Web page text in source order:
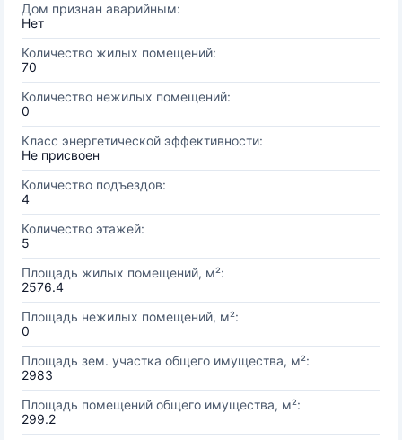
Дом признан аварийным:
Нет
Количество жилых помещений:
70
Количество нежилых помещений:
0
Класс энергетической эффективности:
Не присвоен
Количество подъездов:
4
Количество этажей:
5
Площадь жилых помещений, м²:
2576.4
Площадь нежилых помещений, м²:
0
Площадь зем. участка общего имущества, м²:
2983
Площадь помещений общего имущества, м²:
299.2